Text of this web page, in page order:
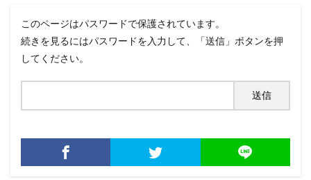
このページはパスワードで保護されています。
続きを見るにはパスワードを入力して、「送信」ボタンを押
してください。